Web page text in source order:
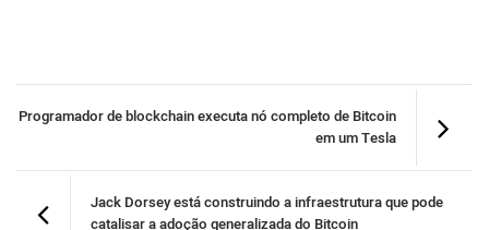
Programador de blockchain executa nó completo de Bitcoin
em um Tesla
Jack Dorsey está construindo a infraestrutura que pode
catalisar a adoção generalizada do Bitcoin